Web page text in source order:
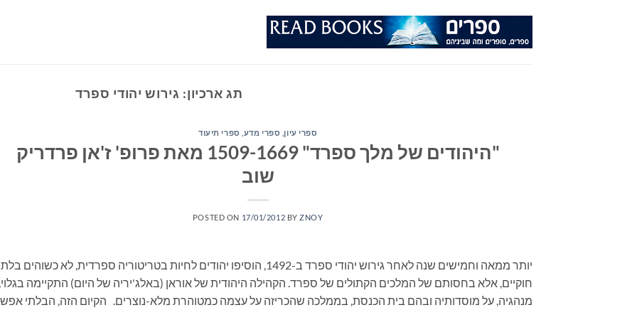
תג ארכיון: גירוש יהודי ספרד
ספרי עיון, ספרי מדע, ספרי תיעוד
"היהודים של מלך ספרד" 1509-1669 מאת פרופ' ז'אן פרדריק
שוב
POSTED ON 17/01/2012 BYZNOY
יותר ממאה וחמישים שנה לאחר גירוש יהודי ספרד ב-1492, הוסיפו יהודים לחיות בטריטוריה ספרדית, לא כשוהים
חוקיים, אלא בחסותם של המלכים הקתולים של ספרד. הקהילה היהודית של אוראן (באלג'יריה של היום) התקיימה
מנהגיה, על מוסדותיה ובהם בית הכנסת, בממלכה שהכריזה על עצמה כמטוהרת מלא-נוצרים. הקיום הזה, הבלתי